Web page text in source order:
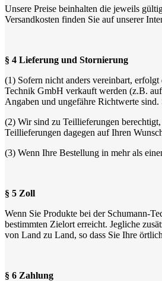
Unsere Preise beinhalten die jeweils
Versandkosten finden Sie auf unserer
§ 4 Lieferung und Stornierung
(1) Sofern nicht anders vereinbart,
Technik GmbH verkauft werden (z.B.
Angaben und ungefähre Richtwerte
(2) Wir sind zu Teillieferungen
Teillieferungen dagegen auf Ihren
(3) Wenn Ihre Bestellung in mehr als
§ 5 Zoll
Wenn Sie Produkte bei der Schumann-
bestimmten Zielort erreicht. Jegliche
von Land zu Land, so dass Sie Ihre
§ 6 Zahlung